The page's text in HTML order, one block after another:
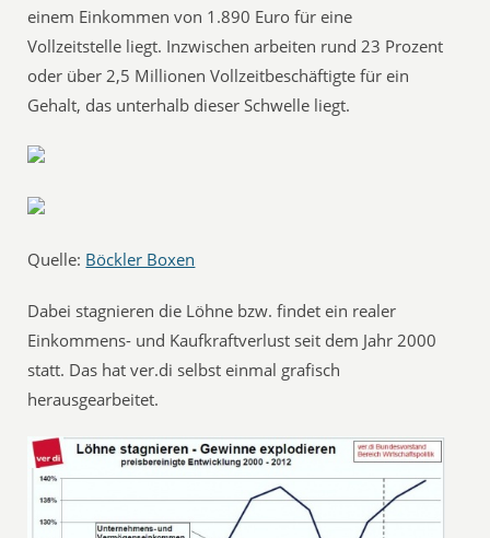
einem Einkommen von 1.890 Euro für eine
Vollzeitstelle liegt. Inzwischen arbeiten rund 23 Prozent
oder über 2,5 Millionen Vollzeitbeschäftigte für ein
Gehalt, das unterhalb dieser Schwelle liegt.
Quelle: Böckler Boxen
Dabei stagnieren die Löhne bzw. findet ein realer
Einkommens- und Kaufkraftverlust seit dem Jahr 2000
statt. Das hat ver.di selbst einmal grafisch
herausgearbeitet.